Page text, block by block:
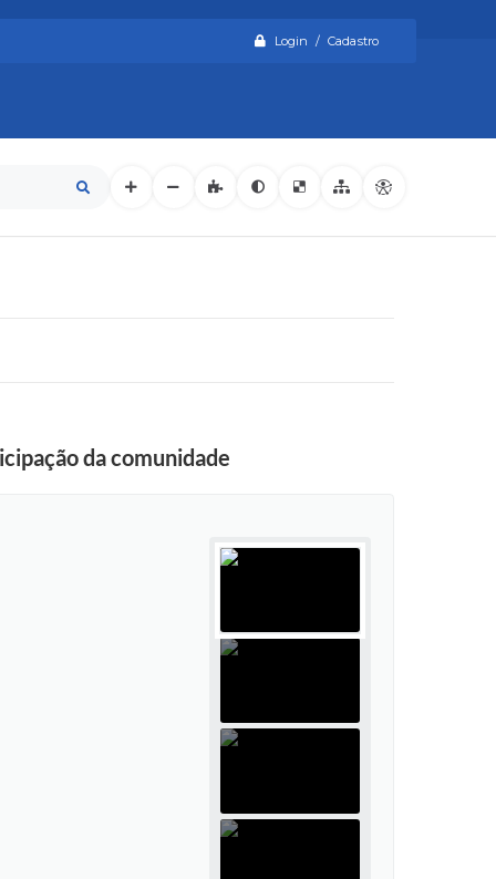
Login / Cadastro
da comunidade